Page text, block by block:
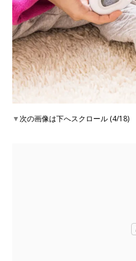
▼次の画像は下へスクロール (4/18)